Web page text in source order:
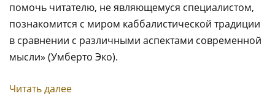
помочь читателю, не являющемуся специалистом,
познакомится с миром каббалистической традиции
в сравнении с различными аспектами современной
мысли» (Умберто Эко).
Читать далее